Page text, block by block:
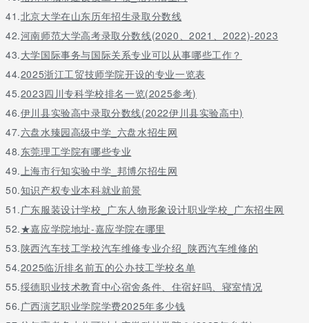
41.北京大学在山东历年招生录取分数线
42.河南师范大学高考录取分数线(2020、2021、2022)-2023
43.大学国际事务与国际关系专业可以从事哪些工作？
44.2025浙江工贸技师学院开设的专业一览表
45.2023四川专科学校排名一览(2025参考)
46.伊川县实验高中录取分数线(2022伊川县实验高中)
47.六盘水臻园高级中学_六盘水招生网
48.东莞理工学院有哪些专业
49. 上海市行知实验中学_邦博尔招生网
50.知识产权专业本科就业前景
51. 广东服装设计学校_广东人物形象设计职业学校_广东招生网
52.★嘉应学院地址-嘉应学院在哪里
53.陕西汽车技工学校汽车维修专业介绍_陕西汽车维修的
54.2025临沂排名前五的公办技工学校名单
55.绥德职业技术教育中心宿舍条件、住宿好吗、寝室情况
56. 广西演艺职业学院学费2025年多少钱